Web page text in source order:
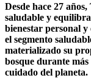
Desde hace 27
saludable y
bienestar personal
el segmento
materializado su
bosque durante
cuidado del planeta.